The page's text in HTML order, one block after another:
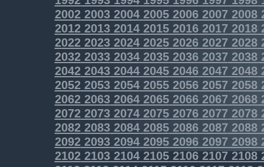
200220032004200520062007 2008
201220132014201520162017 2018
202220232024202520262027 2028
203220332034203520362037 2038
204220432044204520462047 2048
205220532054205520562057 2058
206220632064206520662067 2068
207220732074207520762077 2078
208220832084208520862087 2088
209220932094209520962097 2098
2102210321042105210621072108